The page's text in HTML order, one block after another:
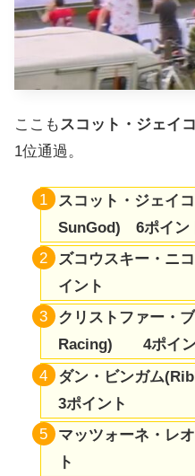
ここもスコット・ジェイ
1位通過。
スコット・ジェイ
SunGod) 6ポイン
ズコウスキー・ニ
イント
クリストファー・
Racing) 4ポイン
ダン・ビンガム
3ポイント
マッツォーネ・レ
ト